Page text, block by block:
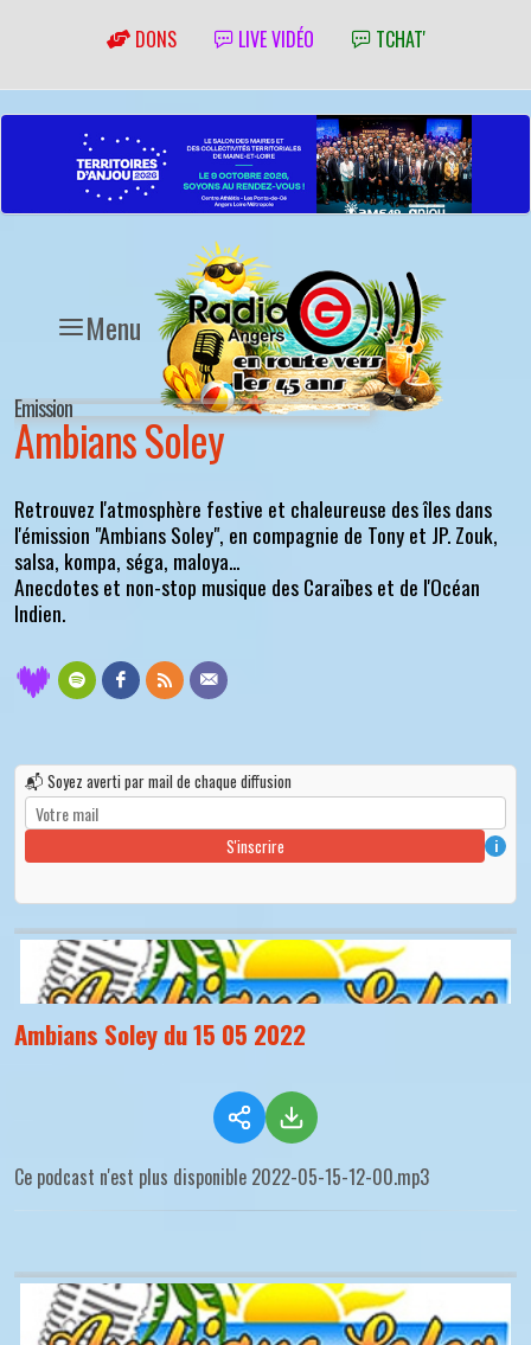
DONS LIVE VIDÉO TCHAT'
Menu
Emission
Ambians Soley
Retrouvez l'atmosphère festive et chaleureuse des îles dans
l'émission "Ambians Soley", en compagnie de Tony et JP. Zouk,
salsa, kompa, séga, maloya...
Anecdotes et non-stop musique des Caraïbes et de l'Océan
Indien.
📬 Soyez averti par mail de chaque diffusion
S'inscrire i
Ambians Soley du 15 05 2022
Ce podcast n'est plus disponible 2022-05-15-12-00.mp3